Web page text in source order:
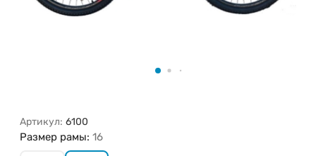
Артикул: 6100
Размер рамы: 16